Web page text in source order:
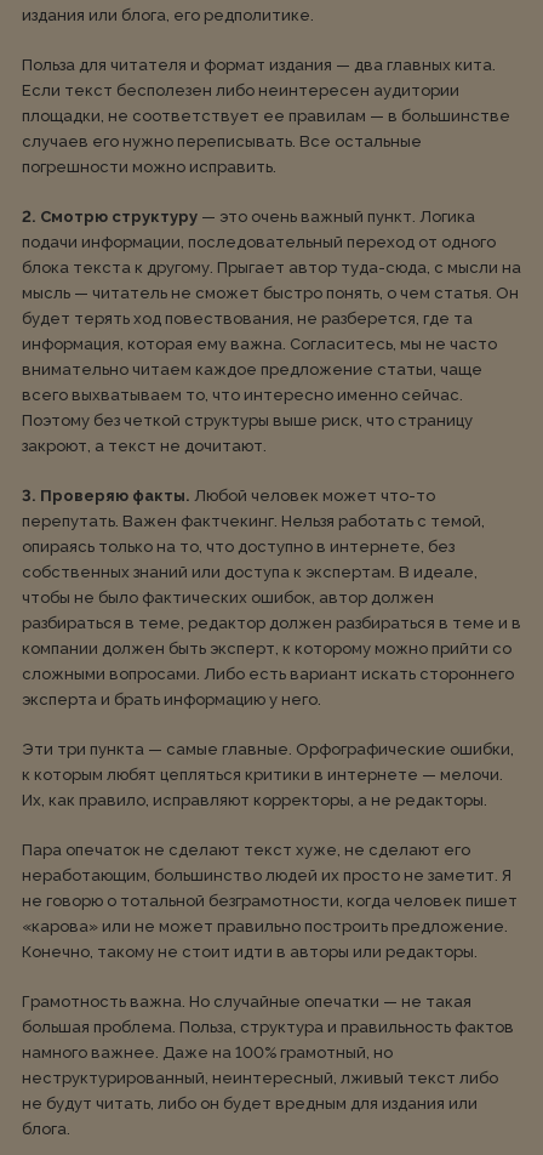
издания или блога, его редполитике.
Польза для читателя и формат издания — два главных кита.
Если текст бесполезен либо неинтересен аудитории
площадки, не соответствует ее правилам — в большинстве
случаев его нужно переписывать. Все остальные
погрешности можно исправить.
2. Смотрю структуру — это очень важный пункт. Логика
подачи информации, последовательный переход от одного
блока текста к другому. Прыгает автор туда-сюда, с мысли на
мысль — читатель не сможет быстро понять, о чем статья. Он
будет терять ход повествования, не разберется, где та
информация, которая ему важна. Согласитесь, мы не часто
внимательно читаем каждое предложение статьи, чаще
всего выхватываем то, что интересно именно сейчас.
Поэтому без четкой структуры выше риск, что страницу
закроют, а текст не дочитают.
3. Проверяю факты. Любой человек может что-то
перепутать. Важен фактчекинг. Нельзя работать с темой,
опираясь только на то, что доступно в интернете, без
собственных знаний или доступа к экспертам. В идеале,
чтобы не было фактических ошибок, автор должен
разбираться в теме, редактор должен разбираться в теме и в
компании должен быть эксперт, к которому можно прийти со
сложными вопросами. Либо есть вариант искать стороннего
эксперта и брать информацию у него.
Эти три пункта — самые главные. Орфографические ошибки,
к которым любят цепляться критики в интернете — мелочи.
Их, как правило, исправляют корректоры, а не редакторы.
Пара опечаток не сделают текст хуже, не сделают его
неработающим, большинство людей их просто не заметит. Я
не говорю о тотальной безграмотности, когда человек пишет
«карова» или не может правильно построить предложение.
Конечно, такому не стоит идти в авторы или редакторы.
Грамотность важна. Но случайные опечатки — не такая
большая проблема. Польза, структура и правильность фактов
намного важнее. Даже на 100% грамотный, но
неструктурированный, неинтересный, лживый текст либо
не будут читать, либо он будет вредным для издания или
блога.